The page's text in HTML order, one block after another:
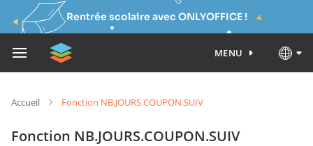
Rentrée scolaire avec ONLYOFFICE !
MENU
Accueil Fonction NB.JOURS.COUPON.SUIV
Fonction NB.JOURS.COUPON.SUIV